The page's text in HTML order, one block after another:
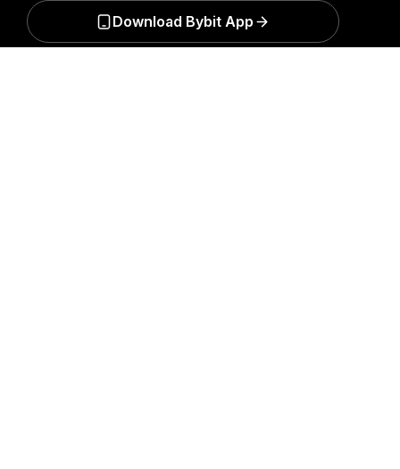
Download Bybit App